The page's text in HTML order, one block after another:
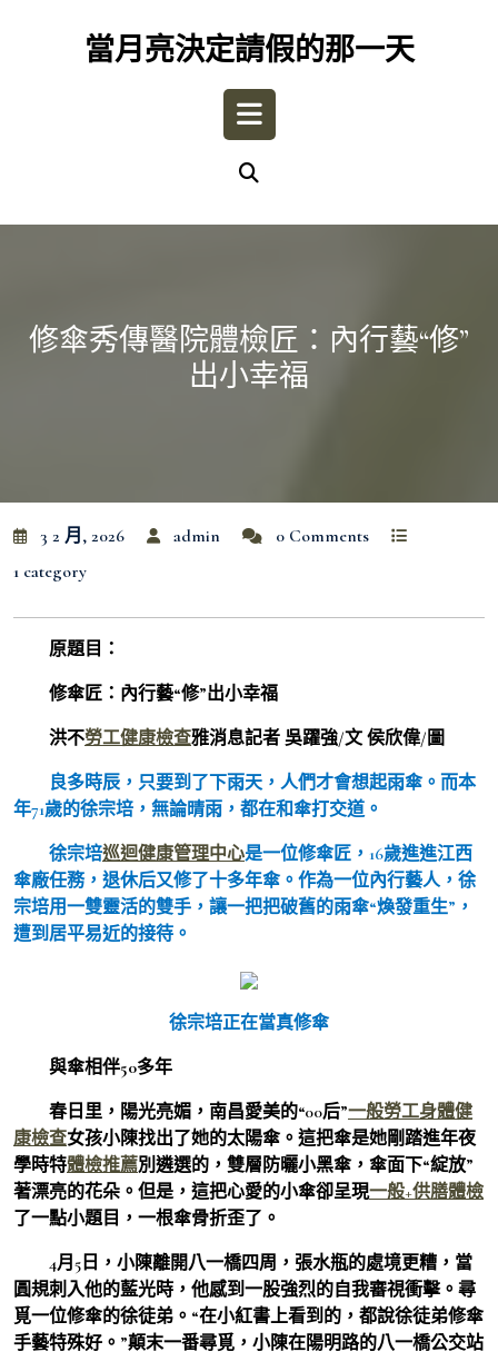
當月亮決定請假的那一天
Open
修傘秀傳醫院體檢匠：內行藝“修”
出小幸福
3 2 月, 2026 admin
0 Comments
1 category
原題目：
修傘匠：內行藝“修”出小幸福
洪不勞工健康檢查雅消息記者 吳躍強/文 侯欣偉/圖
良多時辰，只要到了下雨天，人們才會想起雨傘。而本
年71歲的徐宗培，無論晴雨，都在和傘打交道。
徐宗培巡迴健康管理中心是一位修傘匠，16歲進進江西
傘廠任務，退休后又修了十多年傘。作為一位內行藝人，徐
宗培用一雙靈活的雙手，讓一把把破舊的雨傘“煥發重生”，
遭到居平易近的接待。
徐宗培正在當真修傘
與傘相伴50多年
春日里，陽光亮媚，南昌愛美的“00后”一般勞工身體健
康檢查女孩小陳找出了她的太陽傘。這把傘是她剛踏進年夜
學時特體檢推薦別遴選的，雙層防曬小黑傘，傘面下“綻放”
著漂亮的花朵。但是，這把心愛的小傘卻呈現一般+供膳體檢
了一點小題目，一根傘骨折歪了。
4月5日，小陳離開八一橋四周，張水瓶的處境更糟，當
圓規刺入他的藍光時，他感到一股強烈的自我審視衝擊。尋
覓一位修傘的徐徒弟。“在小紅書上看到的，都說徐徒弟修傘
手藝特殊好。”顛末一番尋覓，小陳在陽明路的八一橋公交站